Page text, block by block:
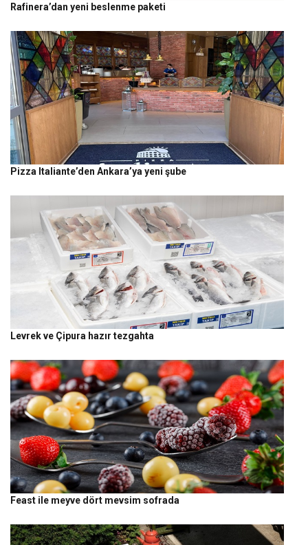
Rafinera’dan yeni beslenme paketi
Pizza Italiante’den Ankara’ya yeni şube
Levrek ve Çipura hazır tezgahta
Feast ile meyve dört mevsim sofrada